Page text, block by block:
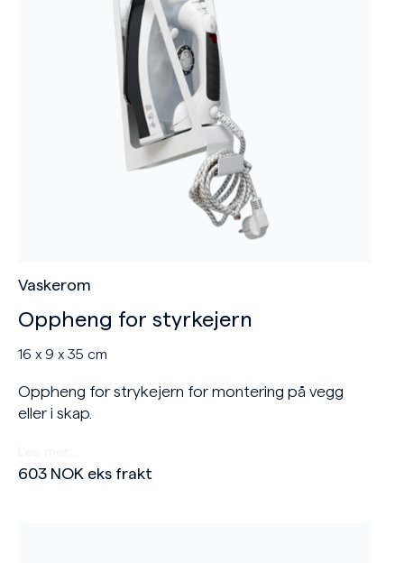
Vaskerom
Oppheng for styrkejern
16 x 9 x 35 cm
Oppheng for strykejern for montering på vegg
eller i skap.
603 NOK eks frakt